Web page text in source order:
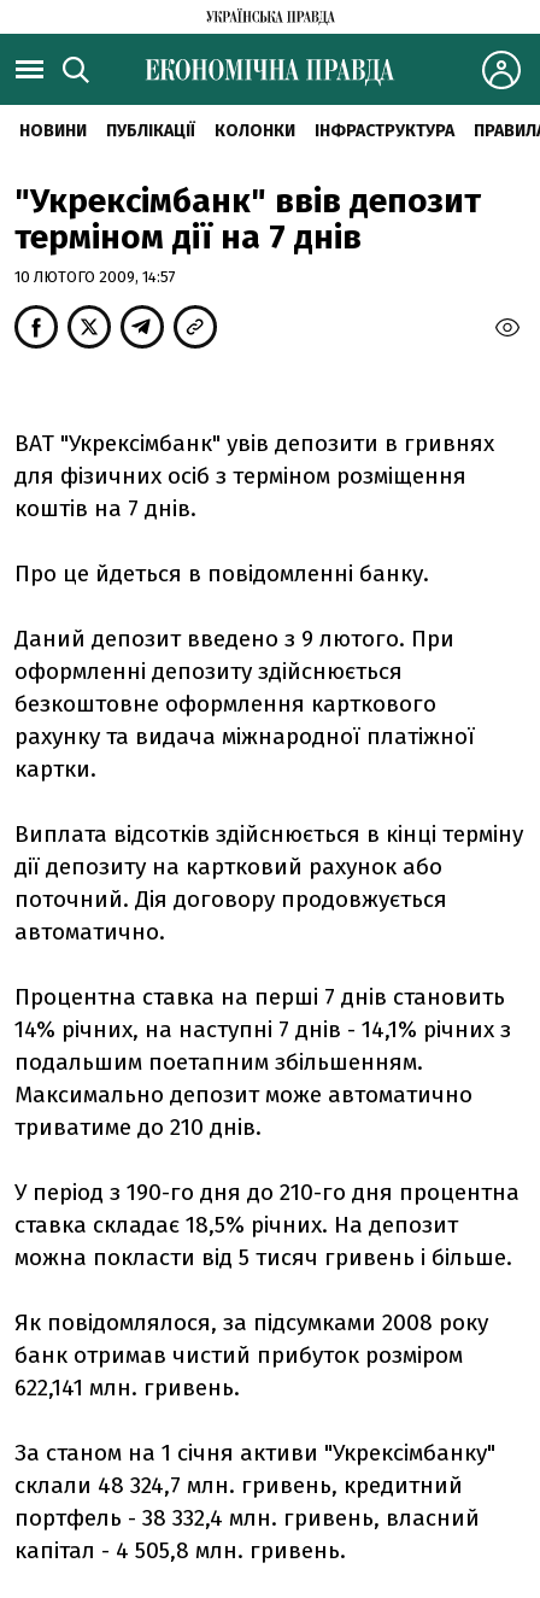
НОВИНИ ПУБЛІКАЦІЇ КОЛОНКИ ІНФРАСТРУКТУРА
"Укрексімбанк" ввів депозит
терміном дії на 7 днів
10 ЛЮТОГО 2009, 14:57
ВАТ "Укрексімбанк" увів депозити в гривнях
для фізичних осіб з терміном розміщення
коштів на 7 днів.
Про це йдеться в повідомленні банку.
Даний депозит введено з 9 лютого. При
оформленні депозиту здійснюється
безкоштовне оформлення карткового
рахунку та видача міжнародної платіжної
картки.
Виплата відсотків здійснюється в кінці терміну
дії депозиту на картковий рахунок або
поточний. Дія договору продовжується
автоматично.
Процентна ставка на перші 7 днів становить
14% річних, на наступні 7 днів - 14,1% річних з
подальшим поетапним збільшенням.
Максимально депозит може автоматично
триватиме до 210 днів.
У період з 190-го дня до 210-го дня процентна
ставка складає 18,5% річних. На депозит
можна покласти від 5 тисяч гривень і більше.
Як повідомлялося, за підсумками 2008 року
банк отримав чистий прибуток розміром
622,141 млн. гривень.
За станом на 1 січня активи "Укрексімбанку"
склали 48 324,7 млн. гривень, кредитний
портфель - 38 332,4 млн. гривень, власний
капітал - 4 505,8 млн. гривень.